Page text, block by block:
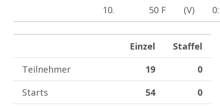
10.
50 F (V)
Einzel
Staffel
Teilnehmer
19
0
Starts
54
0